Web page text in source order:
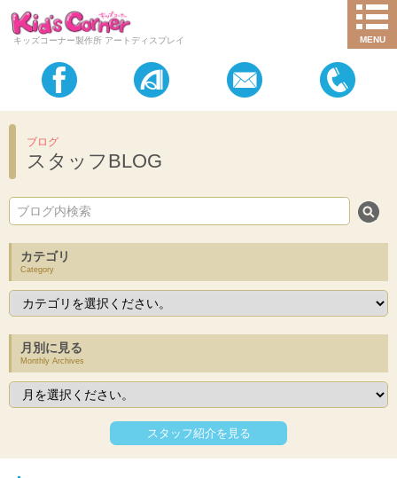
キッズコーナー製作所 アートディスプレイ MENU
ブログ
スタッフBLOG
カテゴリ
Category
月別に見る
Monthly Archives
スタッフ紹介を見る